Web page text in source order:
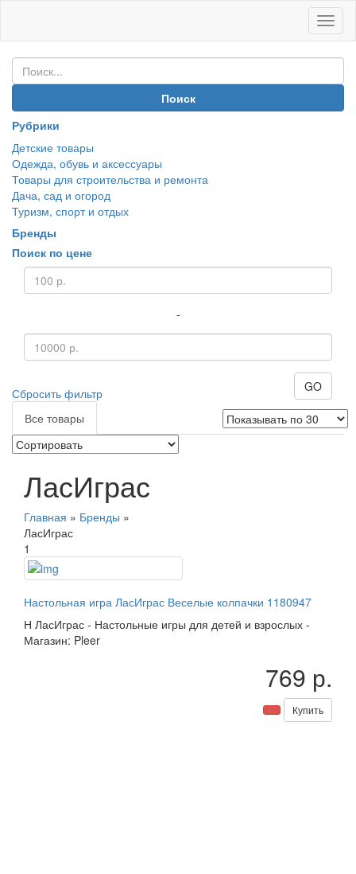
Поиск
Рубрики
Детские товары
Одежда, обувь и аксессуары
Товары для строительства и ремонта
Дача, сад и огород
Туризм, спорт и отдых
Бренды
Поиск по цене
-
GO
Сбросить фильтр
Все товары
ЛасИграс
Главная » Бренды »
ЛасИграс
1
Настольная игра ЛасИграс Веселые колпачки 1180947
Н ЛасИграс - Настольные игры для детей и взрослых -
Магазин: Pleer
769 р.
Купить